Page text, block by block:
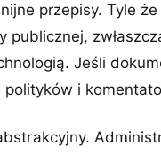
przepisy. Tyle
publicznej,
Jeśli
i